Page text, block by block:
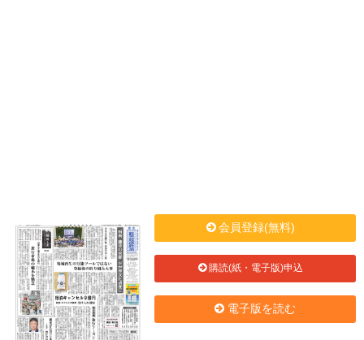
会員登録(無料)
購読(紙・電子版)申込
電子版を読む